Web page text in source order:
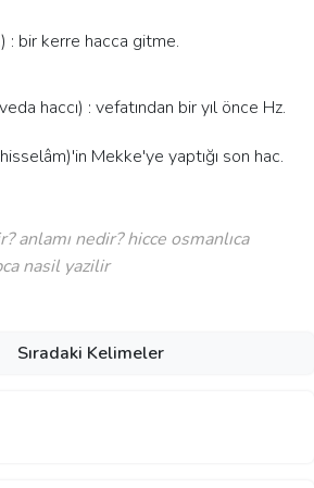
: bir kerre hacca gitme.
haccı) : vefatından bir yıl önce Hz.
Mekke'ye yaptığı son hac.
anlamı nedir? hicce osmanlıca
nasil yazilir
Sıradaki Kelimeler